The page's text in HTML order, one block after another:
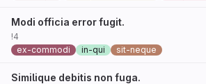
Modi officia error fugit.
!4
ex-commodi
in-qui sit-neque
Similique debitis non fuga.